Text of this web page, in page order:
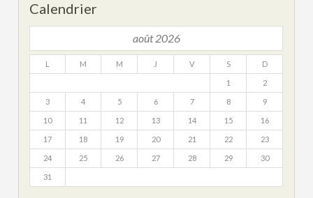
Calendrier
août 2026
L M M J V S D
1 2
3 4 5 6 7 8 9
10 11 12 13 14 15 16
17 18 19 20 21 22 23
24 25 26 27 28 29 30
31